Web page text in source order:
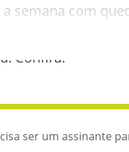
semana com
Confira:
ser um assinante